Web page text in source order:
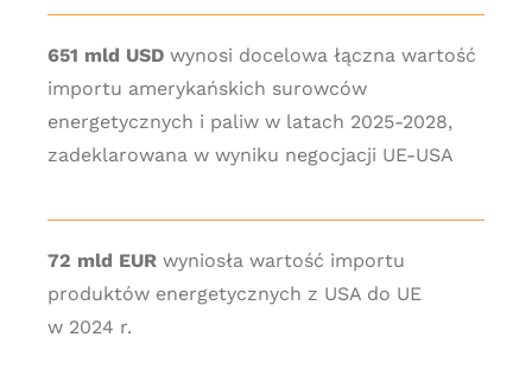
651 mld USDwynosi docelowa łączna wartość
importu amerykańskich surowców
energetycznych i paliw w latach 2025-2028,
zadeklarowana w wyniku negocjacji UE-USA
72 mld EURwyniosła wartość importu
produktów energetycznych z USA do UE
w 2024 r.